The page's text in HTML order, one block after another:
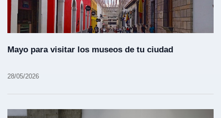
Mayo para visitar los museos de tu ciudad
28/05/2026